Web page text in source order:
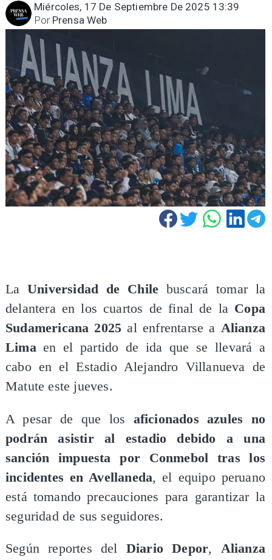
Miércoles, 17 De Septiembre De 2025 13:39
Prensa Web
Por
LaUniversidad de Chile buscará tomar la
delantera en los cuartos de final de la Copa
Sudamericana 2025 al enfrentarse a Alianza
Limaen el partido de ida que se llevará a
cabo en el Estadio Alejandro Villanueva de
Matute este jueves.
A pesar de que los aficionados azules no
podrán asistir al estadio debido a una
sanción impuesta por Conmebol tras los
incidentes en Avellaneda, el equipo peruano
está tomando precauciones para garantizar la
seguridad de sus seguidores.
Según reportes del Diario Depor, Alianza